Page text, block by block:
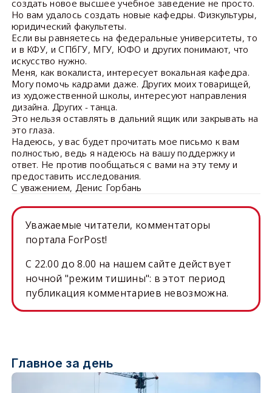
создать новое высшее учебное заведение не просто.
Но вам удалось создать новые кафедры. Физкультуры,
юридический факультеты.
Если вы равняетесь на федеральные университеты, то
и в КФУ, и СПбГУ, МГУ, ЮФО и других понимают, что
искусство нужно.
Меня, как вокалиста, интересует вокальная кафедра.
Могу помочь кадрами даже. Других моих товарищей,
из художественной школы, интересуют направления
дизайна. Других - танца.
Это нельзя оставлять в дальний ящик или закрывать на
это глаза.
Надеюсь, у вас будет прочитать мое письмо к вам
полностью, ведь я надеюсь на вашу поддержку и
ответ. Не против пообщаться с вами на эту тему и
предоставить исследования.
С уважением, Денис Горбань
Уважаемые читатели, комментаторы
портала ForPost!
C 22.00 до 8.00 на нашем сайте действует
ночной "режим тишины": в этот период
публикация комментариев невозможна.
Главное за день